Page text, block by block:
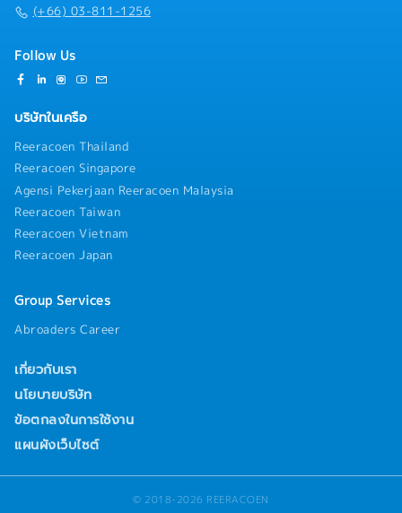
(+66) 03-811-1256
Follow Us
บริษัทในเครือ
Reeracoen Thailand
Reeracoen Singapore
Agensi Pekerjaan Reeracoen Malaysia
Reeracoen Taiwan
Reeracoen Vietnam
Reeracoen Japan
Group Services
Abroaders Career
เกี่ยวกับเรา
นโยบายบริษัท
ข้อตกลงในการใช้งาน
แผนผังเว็บไซต์
© 2018-2026 REERACOEN